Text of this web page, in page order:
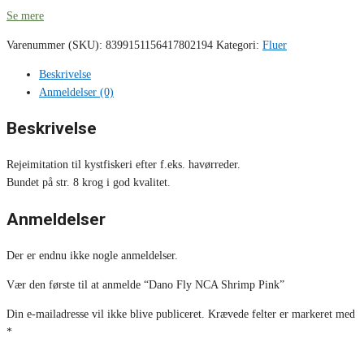
Se mere
Varenummer (SKU): 8399151156417802194 Kategori: Fluer
Beskrivelse
Anmeldelser (0)
Beskrivelse
Rejeimitation til kystfiskeri efter f.eks. havørreder.
Bundet på str. 8 krog i god kvalitet.
Anmeldelser
Der er endnu ikke nogle anmeldelser.
Vær den første til at anmelde “Dano Fly NCA Shrimp Pink”
Din e-mailadresse vil ikke blive publiceret. Krævede felter er markeret med
*